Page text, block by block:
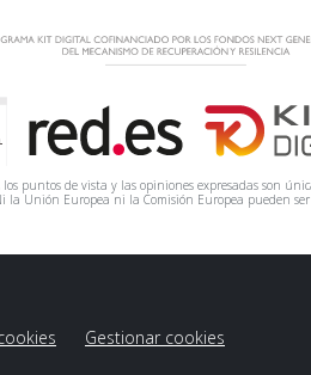
puntos de vista y las opiniones expresadas son
la Unión Europea ni la Comisión Europea pueden
Gestionar cookies